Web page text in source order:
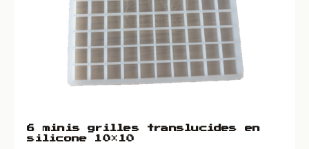
6 minis grilles translucides en
silicone 10×10